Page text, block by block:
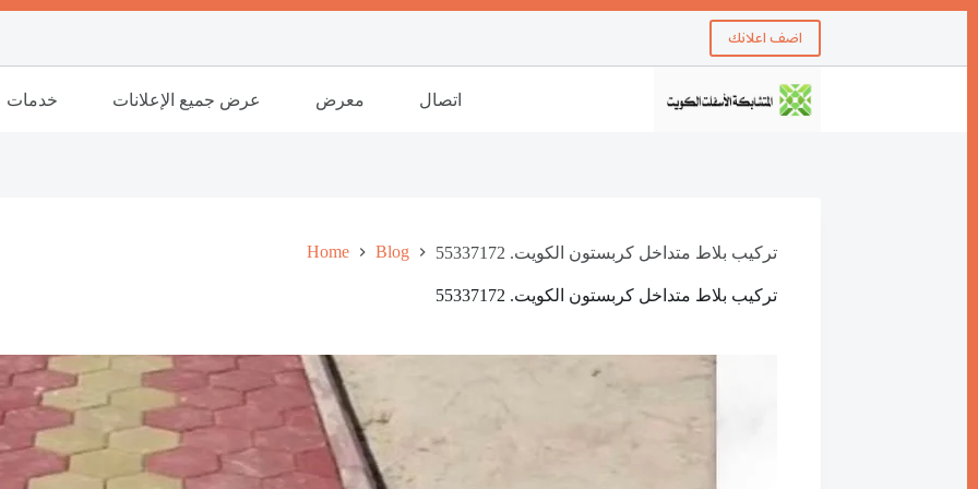
اضف اعلانك
خدمات عرض جميع الإعلانات معرض اتصال
Home Blog تركيب بلاط متداخل كربستون الكويت. 55337172
تركيب بلاط متداخل كربستون الكويت. 55337172